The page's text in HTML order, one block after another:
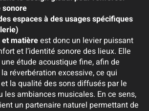
sonore
espaces à des usages spécifiques
et matièreest donc un levier puissant
et l’identité sonore des lieux. Elle
une étude acoustique fine, afin de
réverbération excessive, ce qui
la qualité des sons diffusés par le
les ambiances musicales. En ce sens,
un partenaire naturel permettant de